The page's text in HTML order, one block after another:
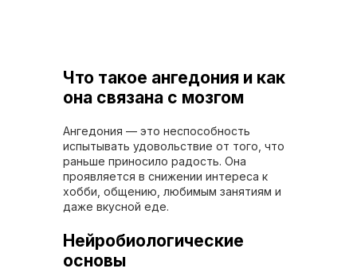
Что такое ангедония и как
она связана с мозгом
Ангедония — это неспособность
испытывать удовольствие от того, что
раньше приносило радость. Она
проявляется в снижении интереса к
хобби, общению, любимым занятиям и
даже вкусной еде.
Нейробиологические
основы